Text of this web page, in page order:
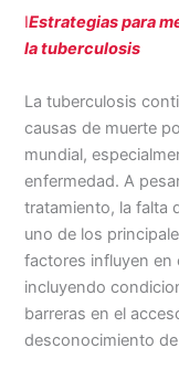
o
IEstrategias para
la tuberculosis
La tuberculosis
causas de muerte
mundial,
enfermedad. A
tratamiento, la falta
uno de los
factores influyen en
incluyendo
barreras en el
desconocimiento